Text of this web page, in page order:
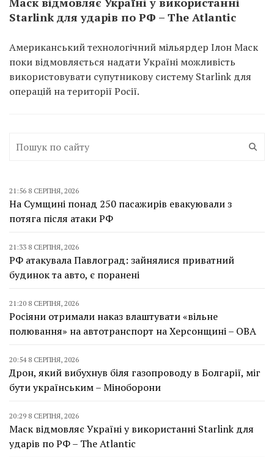
Starlink для ударів по РФ – The Atlantic
Американський технологічний мільярдер Ілон Маск
поки відмовляється надати Україні можливість
використовувати супутникову систему Starlink для
операцій на території Росії.
21:56 8 СЕРПНЯ, 2026
На Сумщині понад 250 пасажирів евакуювали з
потяга після атаки РФ
21:33 8 СЕРПНЯ, 2026
РФ атакувала Павлоград: зайнялися приватний
будинок та авто, є поранені
21:20 8 СЕРПНЯ, 2026
Росіяни отримали наказ влаштувати «вільне
полювання» на автотранспорт на Херсонщині – ОВА
20:54 8 СЕРПНЯ, 2026
Дрон, який вибухнув біля газопроводу в Болгарії, міг
бути українським – Міноборони
20:29 8 СЕРПНЯ, 2026
Маск відмовляє Україні у використанні Starlink для
ударів по РФ – The Atlantic